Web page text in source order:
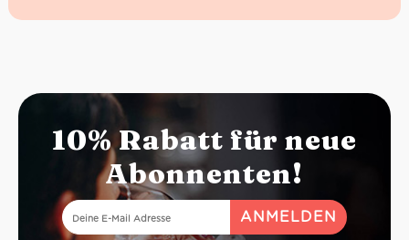
10% Rabatt für neue
Abonnenten!